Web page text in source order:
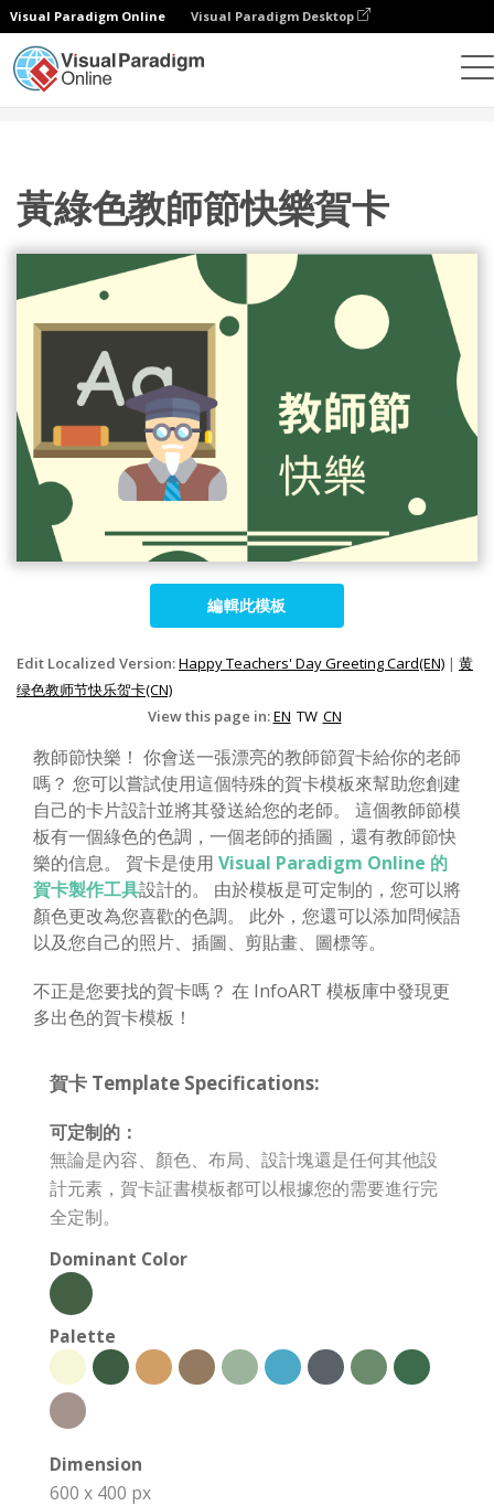
Visual Paradigm Online Visual Paradigm Desktop
黃綠色教師節快樂賀卡
編輯此模板
Edit Localized Version:Happy Teachers' Day Greeting Card(EN) | 黄
绿色教师节快乐贺卡(CN)
View this page in:EN TW CN
教師節快樂！ 你會送一張漂亮的教師節賀卡給你的老師
嗎？ 您可以嘗試使用這個特殊的賀卡模板來幫助您創建
自己的卡片設計並將其發送給您的老師。 這個教師節模
板有一個綠色的色調，一個老師的插圖，還有教師節快
樂的信息。 賀卡是使用 Visual Paradigm Online 的
賀卡製作工具設計的。 由於模板是可定制的，您可以將
顏色更改為您喜歡的色調。 此外，您還可以添加問候語
以及您自己的照片、插圖、剪貼畫、圖標等。
不正是您要找的賀卡嗎？ 在 InfoART 模板庫中發現更
多出色的賀卡模板！
賀卡 Template Specifications:
可定制的：
無論是內容、顏色、布局、設計塊還是任何其他設
計元素，賀卡証書模板都可以根據您的需要進行完
全定制。
Dominant Color
Palette
Dimension
600 x 400 px